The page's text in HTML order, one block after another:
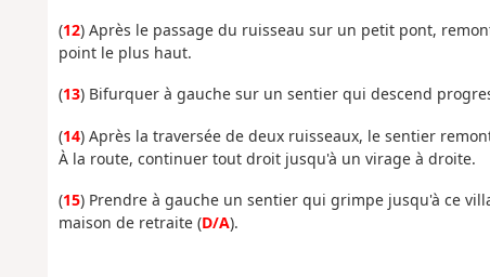
(12) Après le passage du ruisseau sur un petit pont,
point le plus haut.
(13) Bifurquer à gauche sur un sentier qui descend
(14) Après la traversée de deux ruisseaux, le sentier
À la route, continuer tout droit jusqu'à un virage à droite.
(15) Prendre à gauche un sentier qui grimpe jusqu'à ce
maison de retraite (D/A).